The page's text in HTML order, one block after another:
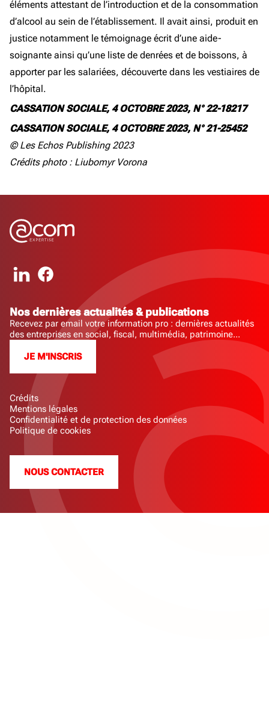
éléments attestant de l’introduction et de la consommation
d’alcool au sein de l’établissement. Il avait ainsi, produit en
justice notamment le témoignage écrit d’une aide-
soignante ainsi qu’une liste de denrées et de boissons, à
apporter par les salariées, découverte dans les vestiaires de
l’hôpital.
CASSATION SOCIALE, 4 OCTOBRE 2023, N° 22-18217
CASSATION SOCIALE, 4 OCTOBRE 2023, N° 21-25452
© Les Echos Publishing 2023
Crédits photo : Liubomyr Vorona
Crédits
Mentions légales
Confidentialité et de protection des données
Politique de cookies
NOUS CONTACTER
Nos dernières actualités & publications
Recevez par email votre information pro : dernières actualités
des entreprises en social, fiscal, multimédia, patrimoine...
JE M'INSCRIS